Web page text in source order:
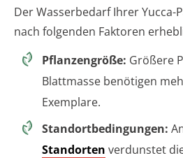
Der Wasserbedarf Ihrer Yucca-
nach folgenden Faktoren
Pflanzengröße: Größere
Blattmasse benötigen
Exemplare.
Standortbedingungen:
Standorten verdunstet